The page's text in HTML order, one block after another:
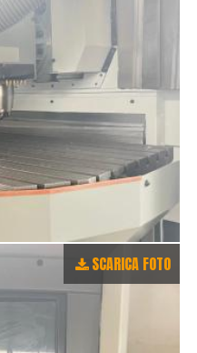
SCARICA FOTO